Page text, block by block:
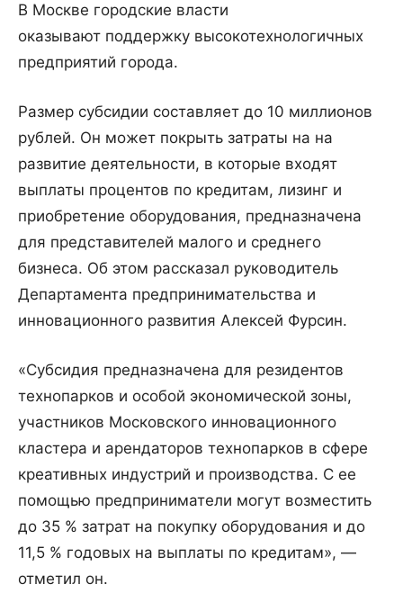
В Москве городские власти
оказывают поддержку высокотехнологичных
предприятий города.
Размер субсидии составляет до 10 миллионов
рублей. Он может покрыть затраты на на
развитие деятельности, в которые входят
выплаты процентов по кредитам, лизинг и
приобретение оборудования, предназначена
для представителей малого и среднего
бизнеса. Об этом рассказал руководитель
Департамента предпринимательства и
инновационного развития Алексей Фурсин.
«Субсидия предназначена для резидентов
технопарков и особой экономической зоны,
участников Московского инновационного
кластера и арендаторов технопарков в сфере
креативных индустрий и производства. С ее
помощью предприниматели могут возместить
до 35 % затрат на покупку оборудования и до
11,5 % годовых на выплаты по кредитам», —
отметил он.